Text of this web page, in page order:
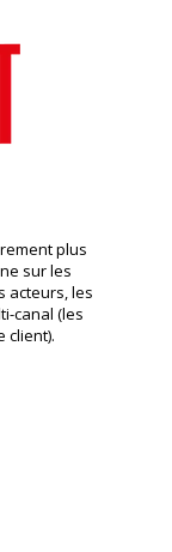
plus
sur les
acteurs, les
canal (les
client).